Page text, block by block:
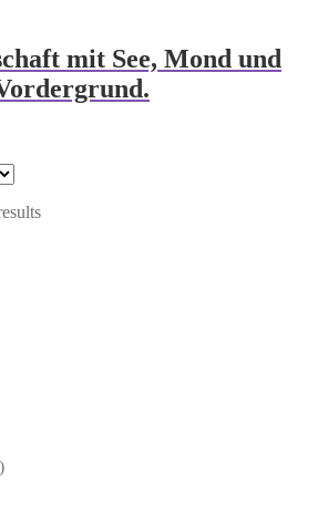
mit See, Mond und
)